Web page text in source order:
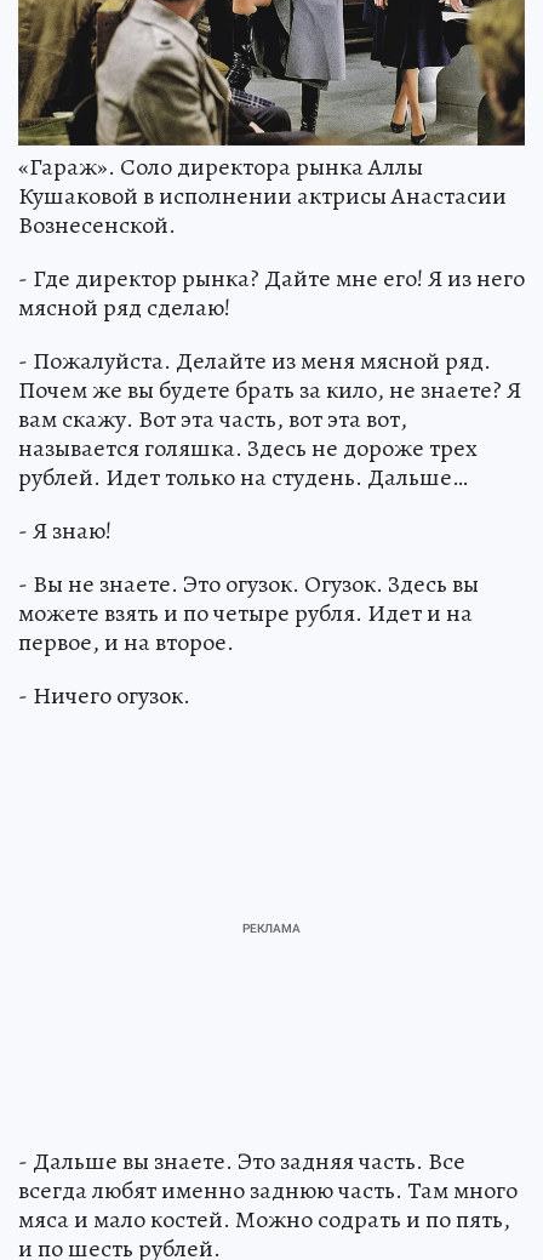
«Гараж». Соло директора рынка Аллы
Кушаковой в исполнении актрисы Анастасии
Вознесенской.
- Где директор рынка? Дайте мне его! Я из него
мясной ряд сделаю!
- Пожалуйста. Делайте из меня мясной ряд.
Почем же вы будете брать за кило, не знаете? Я
вам скажу. Вот эта часть, вот эта вот,
называется голяшка. Здесь не дороже трех
рублей. Идет только на студень. Дальше…
- Я знаю!
- Вы не знаете. Это огузок. Огузок. Здесь вы
можете взять и по четыре рубля. Идет и на
первое, и на второе.
- Ничего огузок.
- Дальше вы знаете. Это задняя часть. Все
всегда любят именно заднюю часть. Там много
мяса и мало костей. Можно содрать и по пять,
и по шесть рублей.